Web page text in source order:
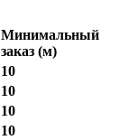
Минимальный
заказ (м)
10
10
10
10